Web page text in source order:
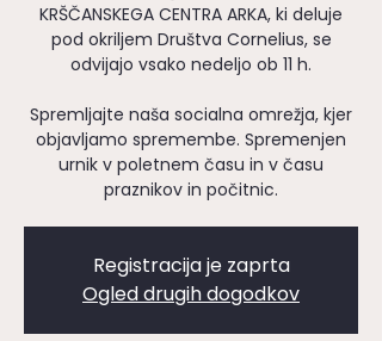
KRŠČANSKEGA CENTRA ARKA, ki deluje
pod okriljem Društva Cornelius, se
odvijajo vsako nedeljo ob 11 h.
Spremljajte naša socialna omrežja, kjer
objavljamo spremembe. Spremenjen
urnik v poletnem času in v času
praznikov in počitnic.
Registracija je zaprta
Ogled drugih dogodkov